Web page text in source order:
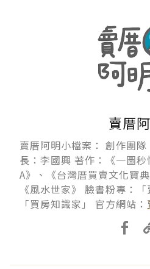
賣厝
賣厝阿明小檔案： 創作團
長：李國興 著作：《一圖
A》、《台灣厝買賣文化寶
《風水世家》 臉書粉專：
「買房知識家」 官方網站：